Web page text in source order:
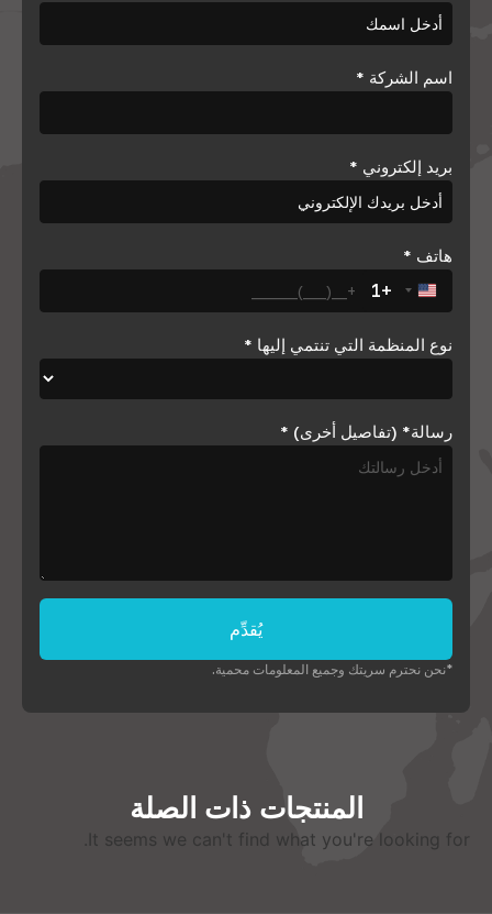
اسم الشركة *
بريد إلكتروني *
هاتف *
United States +1
+1
نوع المنظمة التي تنتمي إليها *
رسالة* (تفاصيل أخرى) *
يُقدِّم
*نحن نحترم سريتك وجميع المعلومات محمية.
المنتجات ذات الصلة
It seems we can't find what you're looking for
.